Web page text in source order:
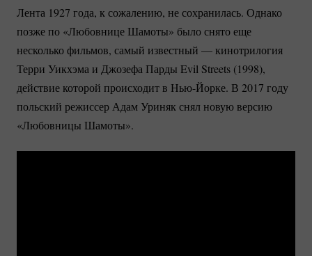
Лента 1927 года, к сожалению, не сохранилась. Однако
позже по «Любовнице Шамоты» было снято еще
несколько фильмов, самый известный — кинотрилогия
Терри Уикхэма и Джозефа Парды Evil Streets (1998),
действие которой происходит в Нью-Йорке. В 2017 году
польский режиссер Адам Уриняк снял новую версию
«Любовницы Шамоты».